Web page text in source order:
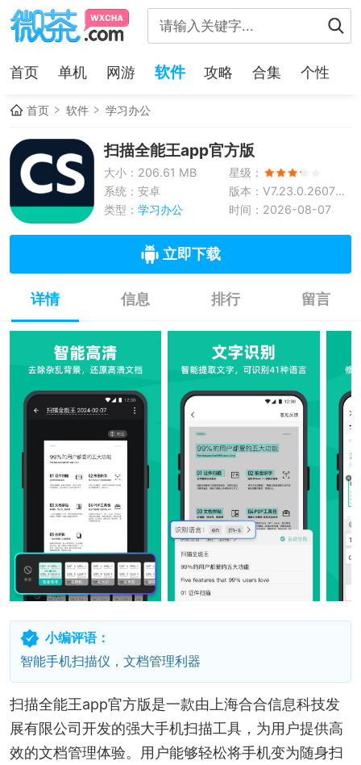
首页 单机 网游 软件 攻略 合集 个性
首页 软件 学习办公
扫描全能王app官方版
大小：206.61 MB
星级：
系统：安卓
版本：V7.23.0.260730
0000
类型： 学习办公 时间：2026-08-07
立即下载
详情 信息 排行 留言
小编评语：
智能手机扫描仪，文档管理利器
扫描全能王app官方版是一款由上海合合信息科技发
展有限公司开发的强大手机扫描工具，为用户提供高
效的文档管理体验。用户能够轻松将手机变为随身扫